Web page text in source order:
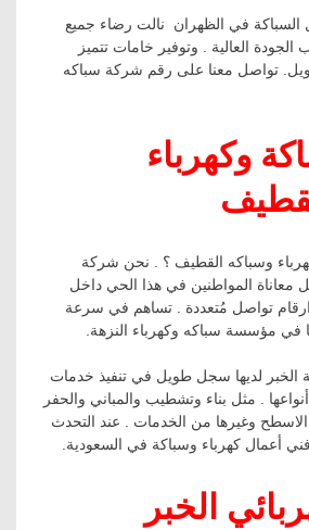
السباكة في الظهران نالت رضاء جميع
الجودة العالية . وتوفير خامات تتميز
تواصل معنا على رقم شركة سباكه
وكهرباء
وسباكه القطيف ؟ . نحن شركة
معاناة المواطنين في هذا الحي داخل
ارقام تواصل مُتعددة . تساهم في سرعة
في مؤسسة سباكه وكهرباء النزهة.
الخبر لديها سجل طويل في تنفيذ خدمات
. مثل بناء وتشطيب والمباني والحفر
وغيرها من الخدمات . عند التحدث
أعمال كهرباء وسباكة في السعودية.
الخبر